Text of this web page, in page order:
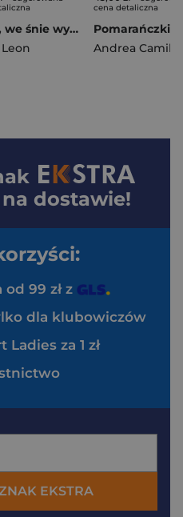
Cicho, we śnie wyd. 2025
cena detaliczna
Andrea
dostawie!
99 zł z
dla klubowiczów
Ladies za 1 zł
EKSTRA